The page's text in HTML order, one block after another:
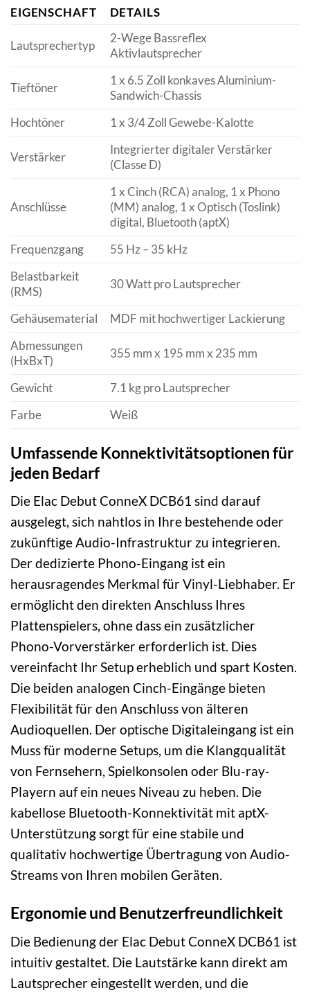
EIGENSCHAFT DETAILS
Lautsprechertyp
2-Wege Bassreflex
Aktivlautsprecher
Tieftöner
1 x 6.5 Zoll konkaves Aluminium-
Sandwich-Chassis
Hochtöner
1 x 3/4 Zoll Gewebe-Kalotte
Verstärker
Integrierter digitaler Verstärker
(Classe D)
Anschlüsse
1 x Cinch (RCA) analog, 1 x Phono
(MM) analog, 1 x Optisch (Toslink)
digital, Bluetooth (aptX)
Frequenzgang
55 Hz – 35 kHz
Belastbarkeit
(RMS)
30 Watt pro Lautsprecher
Gehäusematerial
MDF mit hochwertiger Lackierung
Abmessungen
(HxBxT)
355 mm x 195 mm x 235 mm
Gewicht
7.1 kg pro Lautsprecher
Farbe
Weiß
Umfassende Konnektivitätsoptionen für
jeden Bedarf
Die Elac Debut ConneX DCB61 sind darauf
ausgelegt, sich nahtlos in Ihre bestehende oder
zukünftige Audio-Infrastruktur zu integrieren.
Der dedizierte Phono-Eingang ist ein
herausragendes Merkmal für Vinyl-Liebhaber. Er
ermöglicht den direkten Anschluss Ihres
Plattenspielers, ohne dass ein zusätzlicher
Phono-Vorverstärker erforderlich ist. Dies
vereinfacht Ihr Setup erheblich und spart Kosten.
Die beiden analogen Cinch-Eingänge bieten
Flexibilität für den Anschluss von älteren
Audioquellen. Der optische Digitaleingang ist ein
Muss für moderne Setups, um die Klangqualität
von Fernsehern, Spielkonsolen oder Blu-ray-
Playern auf ein neues Niveau zu heben. Die
kabellose Bluetooth-Konnektivität mit aptX-
Unterstützung sorgt für eine stabile und
qualitativ hochwertige Übertragung von Audio-
Streams von Ihren mobilen Geräten.
Ergonomie und Benutzerfreundlichkeit
Die Bedienung der Elac Debut ConneX DCB61 ist
intuitiv gestaltet. Die Lautstärke kann direkt am
Lautsprecher eingestellt werden, und die